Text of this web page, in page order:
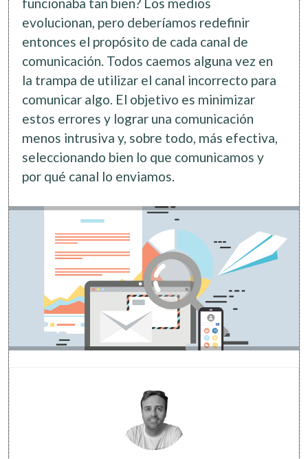
evolucionan, pero deberíamos redefinir
entonces el propósito de cada canal de
comunicación. Todos caemos alguna vez en
la trampa de utilizar el canal incorrecto para
comunicar algo. El objetivo es minimizar
estos errores y lograr una comunicación
menos intrusiva y, sobre todo, más efectiva,
seleccionando bien lo que comunicamos y
por qué canal lo enviamos.